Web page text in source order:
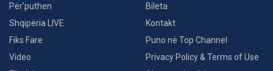
Për’puthen
Shqipëria LIVE
Fiks Fare
Video
Bileta
Kontakt
Puno në Top Channel
Privacy Policy & Terms of Use